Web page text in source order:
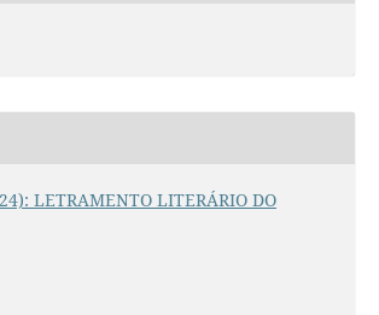
LETRAMENTO LITERÁRIO DO